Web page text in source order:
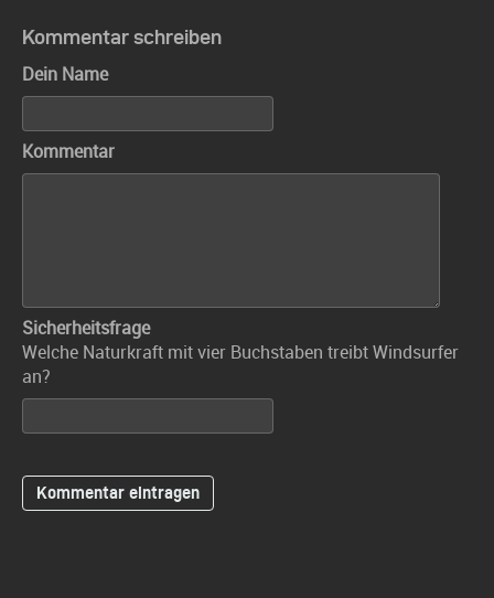
Kommentar schreiben
Dein Name
Kommentar
Sicherheitsfrage
Welche Naturkraft mit vier Buchstaben treibt Windsurfer
an?